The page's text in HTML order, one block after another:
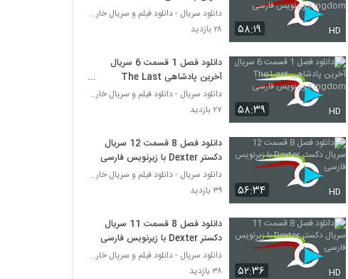
۵۸:۱۹ HD
Kingdom زیرنویس فارسی
دانلود سریال - دانلود فیلم و سریال خارجی
۲۸ بازدید
۵۸:۳۹ HD
دانلود فصل 1 قسمت 6 سریال
آخرین پادشاهی The Last
Kingdom زیرنویس فارسی
دانلود سریال - دانلود فیلم و سریال خارجی
۲۷ بازدید
۵۶:۳۴ HD
دانلود فصل 8 قسمت 12 سریال
دکستر Dexter با زیرنویس فارسی
دانلود سریال - دانلود فیلم و سریال خارجی
۳۹ بازدید
۵۲:۳۶ HD
دانلود فصل 8 قسمت 11 سریال
دکستر Dexter با زیرنویس فارسی
دانلود سریال - دانلود فیلم و سریال خارجی
۳۸ بازدید